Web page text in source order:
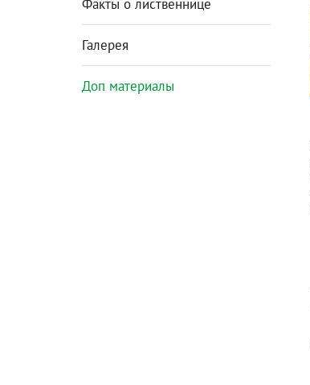
Факты о лиственнице
Галерея
Доп материалы